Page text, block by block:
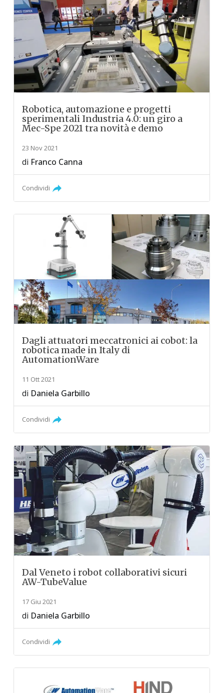
Robotica, automazione e progetti
sperimentali Industria 4.0: un giro a
Mec-Spe 2021 tra novità e demo
23 Nov 2021
di Franco Canna
Condividi
Dagli attuatori meccatronici ai cobot: la
robotica made in Italy di
AutomationWare
11 Ott 2021
di Daniela Garbillo
Condividi
Dal Veneto i robot collaborativi sicuri
AW-TubeValue
17 Giu 2021
di Daniela Garbillo
Condividi